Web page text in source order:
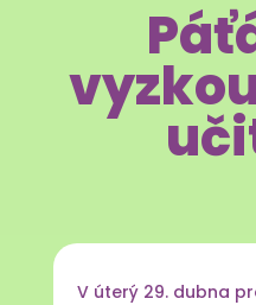
V úterý 29. dubna